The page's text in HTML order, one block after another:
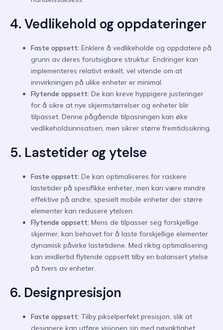
4. Vedlikehold og oppdateringer
Faste oppsett: Enklere å vedlikeholde og oppdatere på
grunn av deres forutsigbare struktur. Endringer kan
implementeres relativt enkelt, vel vitende om at
innvirkningen på ulike enheter er minimal.
Flytende oppsett: De kan kreve hyppigere justeringer
for å sikre at nye skjermstørrelser og enheter blir
tilpasset. Denne pågående tilpasningen kan øke
vedlikeholdsinnsatsen, men sikrer større fremtidssikring.
5. Lastetider og ytelse
Faste oppsett: De kan optimaliseres for raskere
lastetider på spesifikke enheter, men kan være mindre
effektive på andre, spesielt mobile enheter der større
elementer kan redusere ytelsen.
Flytende oppsett: Mens de tilpasser seg forskjellige
skjermer, kan behovet for å laste forskjellige elementer
dynamisk påvirke lastetidene. Med riktig optimalisering
kan imidlertid flytende oppsett tilby en balansert ytelse
på tvers av enheter.
6. Designpresisjon
Faste oppsett: Tilby pikselperfekt presisjon, slik at
designere kan utføre visjonen sin med nøyaktighet.